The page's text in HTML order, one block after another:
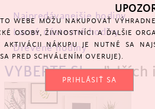
Najpredávanejšie hodiny
Lacné nástenné hodiny
Drevené hodiny
VYBERTE SIz ďalších
WEBE MÔŽU NAKUPOVAŤ
OSOBY, ŽIVNOSTNÍCI A ĎALŠIE
NÁKUPU JE NUTNÉ SA
PRED SCHVÁLENÍM OVERUJE).
PRIHLÁSIŤ SA